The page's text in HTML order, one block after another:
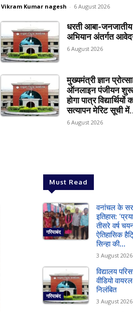
Vikram Kumar nagesh - 6 August 2026
धरती आबा-जनजातीय
अभियान अंतर्गत
6 August 2026
मुख्यमंत्री ज्ञान
ऑनलाइन पंजीयन
होगा पात्र
सत्यापन मेरिट सूची
6 August 2026
Must Read
गरियाबंद
वनांचल के
इतिहास:
तीसरे वर्ष
ऐतिहासिक
सिन्हा की...
3 August 2026
गरियाबंद
विद्यालय
वीडियो
निलंबित
3 August 2026